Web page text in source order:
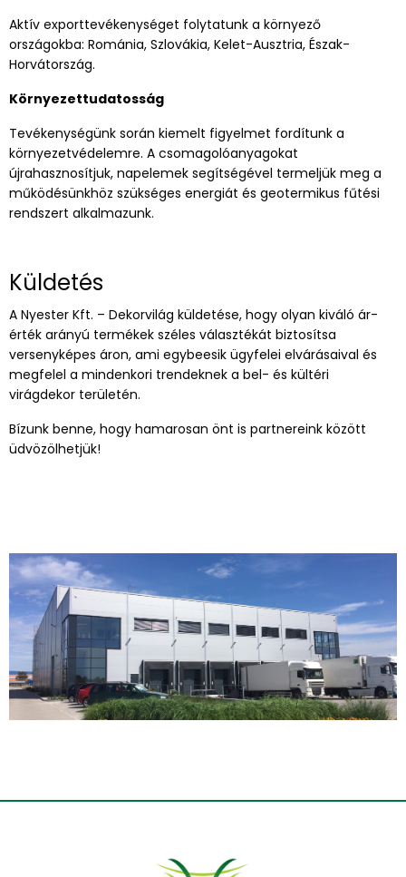
Aktív exporttevékenységet folytatunk a környező
országokba: Románia, Szlovákia, Kelet-Ausztria, Észak-
Horvátország.
Környezettudatosság
Tevékenységünk során kiemelt figyelmet fordítunk a
környezetvédelemre. A csomagolóanyagokat
újrahasznosítjuk, napelemek segítségével termeljük meg a
működésünkhöz szükséges energiát és geotermikus fűtési
rendszert alkalmazunk.
Küldetés
A Nyester Kft. – Dekorvilág küldetése, hogy olyan kiváló ár-
érték arányú termékek széles választékát biztosítsa
versenyképes áron, ami egybeesik ügyfelei elvárásaival és
megfelel a mindenkori trendeknek a bel- és kültéri
virágdekor területén.
Bízunk benne, hogy hamarosan önt is partnereink között
üdvözölhetjük!